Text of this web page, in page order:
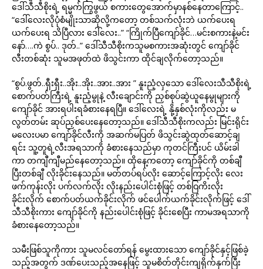
ဒေါ်သီသီစိုးရဲ့ ရမ္မက်ကြွဖွယ် စကားတွေအောက်မှာနစ်နေတာကြောင့်..
“ဒေါ်လေးလိုပုံစံမျိုးသာဆိုလို့ကတော့ တစ်သက်လုံးဘဲ ယက်ပေးရ
ယက်ပေးရ သိပြီလား ဒေါ်လေး..” “ကြိုက်ပြီကျော်ခိုင်…မင်းစကားနဲ့မင်း
နော်….ကဲ စွပ်.. ဒုတ်..” ဒေါ်သီသီစိုးကသူမစကားအဆုံးတွင် ကျော်ခိုင်
လီးတစ်ဆုံး သူမအဖုတ်ထဲ ဖိသွင်းကာ ထိုင်ချလိုက်တော့သည်။
“စွပ်.ဖွတ်..ရှီးရှီး..အိုး..အိုး..အား..အား ” နူးညံ့လှသော ဒေါ်လေးသီသီစိုးရဲ့
စောက်ပတ်ကြီးရဲ့ နူးညံ့မွုနဲ့ လီးချောင်းကို ညှစ်စုပ်ဆွဲယူနေမွုများကို
ကျော်ခိုင် အားရပါးရခံစားနေရပြီ။ ဒေါ်လေးရဲ့ နို့နှစ်လုံးကိုလည်း မ
လွတ်တမ်း ဆုပ်ညှစ်ပေးနေတော့သည်။ ဒေါ်သီသီစိုးကလည်း မြင်းရိုင်း
မလေးပမာ ကျော်ခိုင်လီးကို အဆက်မပြတ် ဖိသွင်းဆွဲထုတ်ဆောင့်ချ
ရင်း သူ့တူရဲ့လီးအရသာကို ခံစားနေသည်မှာ ကုတင်ကြီးပင် ယိမ်းခါ
ကာ တကျီကျီမည်နေတော့သည်။ ထိုနေ့ကတော့ ကျော်ခိုင်ကို တစ်ချီ
ပြီးတစ်ချီ လိုးခိုင်းနေသည်။ မတ်တပ်ရပ်လိုး ဆောင့်ကြောင့်လိုး လေး
ဖက်ကုန်းလိုး ပက်လက်လိုး လိုးနည်းပေါင်းစုံဖြင့် တစ်ဝြကိးလိုး
ခိုင်းလိုက် စောက်ပတ်ယက်ခိုင်းလိုက် ဖင်ပေါက်ယက်ခိုင်းလိုက်ဖြင့် ဒေါ်
သီသီစိုးကား ကျော်ခိုင်ကို နည်းပေါင်းစုံဖြင့် ခိုင်းစေပြီး ကာမအရသာကို
ခံစားနေတော့သည်။
သမီးဖြစ်သူကိုကား သူမလင်တော်ရန် မွေးထားသော ကျော်ခိုင်နှင့်ဖြစ်ခဲ့
သည့်အတွက် ဒဏ်ပေးသည့်အနေဖြင့် သူမစိတ်တိုင်းကျရိုက်နှက်ပြီး